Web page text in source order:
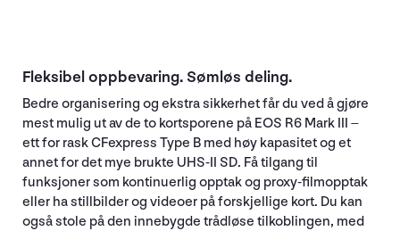
Fleksibel oppbevaring. Sømløs deling.
Bedre organisering og ekstra sikkerhet får du ved å gjøre
mest mulig ut av de to kortsporene på EOS R6 Mark III –
ett for rask CFexpress Type B med høy kapasitet og et
annet for det mye brukte UHS-II SD. Få tilgang til
funksjoner som kontinuerlig opptak og proxy-filmopptak
eller ha stillbilder og videoer på forskjellige kort. Du kan
også stole på den innebygde trådløse tilkoblingen, med